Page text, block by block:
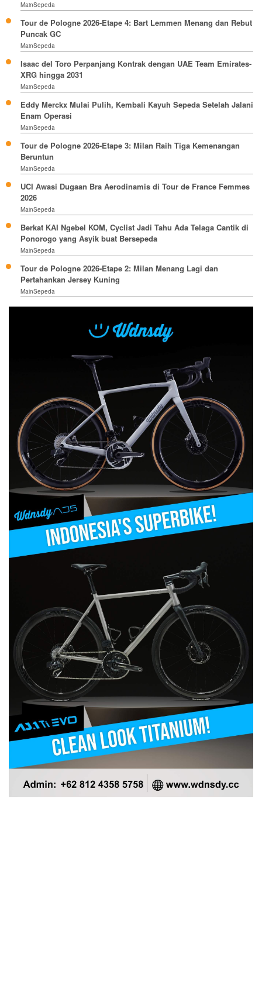
MainSepeda
Tour de Pologne 2026-Etape 4: Bart Lemmen Menang dan Rebut
Puncak GC
MainSepeda
Isaac del Toro Perpanjang Kontrak dengan UAE Team Emirates-
XRG hingga 2031
MainSepeda
Eddy Merckx Mulai Pulih, Kembali Kayuh Sepeda Setelah Jalani
Enam Operasi
MainSepeda
Tour de Pologne 2026-Etape 3: Milan Raih Tiga Kemenangan
Beruntun
MainSepeda
UCI Awasi Dugaan Bra Aerodinamis di Tour de France Femmes
2026
MainSepeda
Berkat KAI Ngebel KOM, Cyclist Jadi Tahu Ada Telaga Cantik di
Ponorogo yang Asyik buat Bersepeda
MainSepeda
Tour de Pologne 2026-Etape 2: Milan Menang Lagi dan
Pertahankan Jersey Kuning
MainSepeda